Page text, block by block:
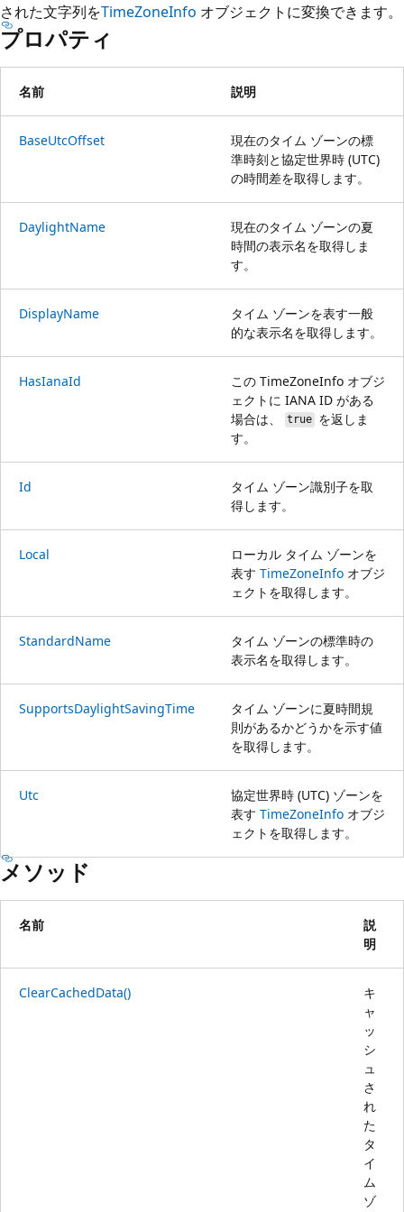
された文字列をTimeZoneInfo オブジェクトに変換できます。
プロパティ
名前 説明
BaseUtcOffset
現在のタイム ゾーンの標
準時刻と協定世界時 (UTC)
の時間差を取得します。
DaylightName
現在のタイム ゾーンの夏
時間の表示名を取得しま
す。
DisplayName
タイム ゾーンを表す一般
的な表示名を取得します。
HasIanaId
この TimeZoneInfo オブジ
ェクトに IANA ID がある
場合は、
trueを返しま
す。
Id
タイム ゾーン識別子を取
得します。
Local
ローカル タイム ゾーンを
表す TimeZoneInfo オブジ
ェクトを取得します。
StandardName
タイム ゾーンの標準時の
表示名を取得します。
SupportsDaylightSavingTime
タイム ゾーンに夏時間規
則があるかどうかを示す値
を取得します。
Utc
協定世界時 (UTC) ゾーンを
表す TimeZoneInfo オブジ
ェクトを取得します。
メソッド
名前
説
明
ClearCachedData()
キ
ャ
ッ
シ
ュ
さ
れ
た
タ
イ
ム
ゾ